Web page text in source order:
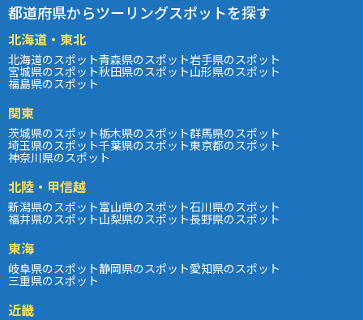
都道府県からツーリングスポットを探す
北海道・東北
北海道のスポット青森県のスポット岩手県のスポット
宮城県のスポット秋田県のスポット山形県のスポット
福島県のスポット
関東
茨城県のスポット栃木県のスポット群馬県のスポット
埼玉県のスポット千葉県のスポット東京都のスポット
神奈川県のスポット
北陸・甲信越
新潟県のスポット富山県のスポット石川県のスポット
福井県のスポット山梨県のスポット長野県のスポット
東海
岐阜県のスポット静岡県のスポット愛知県のスポット
三重県のスポット
近畿